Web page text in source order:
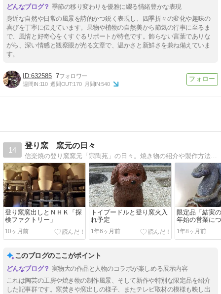
季節の移り変わりを優雅に綴る情緒豊かな表現
身近な自然や日常の風景を詩的かつ鋭く表現し、四季折々の変化や趣味の
喜びを丁寧に伝えています。果物や植物の自然美から節気の行事に至るま
で、風情と好奇心をくすぐるリポートが特色です。飾らない言葉でありな
がら、深い情感と観察眼が光る文章で、温かさと新鮮さを兼ね備えていま
す。
632585 7
週間IN:110 週間OUT:170 月間IN:540
14
登り窯 窯元の日々
信楽焼の登り窯窯元「宗陶苑」の日々。焼き物の紹介や製作方法、窯焚きなどをお送りします。
登り窯窯出しとＮＨＫ「探
検ファクトリー」
10ヶ月前
トイプードルと登り窯火入
れ予定
1年6ヶ月前
限定品「結実
年始の営業に
1年8ヶ月前
このブログのここがポイント
実物大の作品と人物のコラボが楽しめる展示内容
これは陶芸の工房や焼き物の制作風景、そして新作や特別な限定品を紹介
した記事群です。窯焚きや窯出しの様子、またテレビ取材の模様も映し出